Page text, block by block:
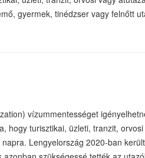
gyermek, tinédzser vagy felnőtt
vízummentességet
hogy turisztikai, üzleti, tranzit,
Lengyelország 2020-ban